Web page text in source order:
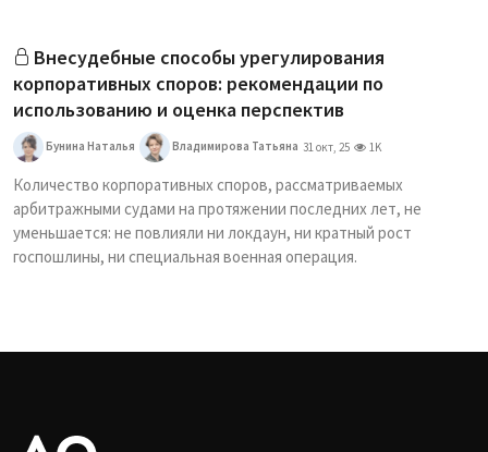
Внесудебные способы урегулирования
корпоративных споров: рекомендации по
использованию и оценка перспектив
Бунина Наталья Владимирова Татьяна 31 окт, 25 1K
Количество корпоративных споров, рассматриваемых
арбитражными судами на протяжении последних лет, не
уменьшается: не повлияли ни локдаун, ни кратный рост
госпошлины, ни специальная военная операция.